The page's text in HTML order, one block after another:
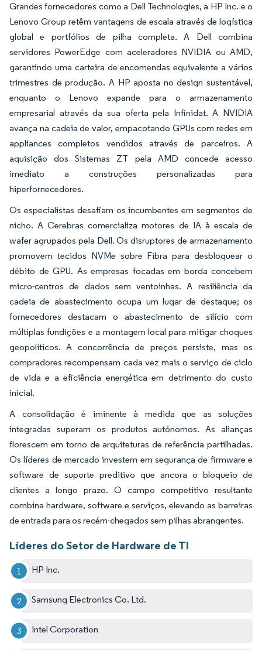
Grandes fornecedores como a Dell Technologies, a HP Inc. e o
Lenovo Group retêm vantagens de escala através de logística
global e portfólios de pilha completa. A Dell combina
servidores PowerEdge com aceleradores NVIDIA ou AMD,
garantindo uma carteira de encomendas equivalente a vários
trimestres de produção. A HP aposta no design sustentável,
enquanto o Lenovo expande para o armazenamento
empresarial através da sua oferta pela Infinidat. A NVIDIA
avança na cadeia de valor, empacotando GPUs com redes em
appliances completos vendidos através de parceiros. A
aquisição dos Sistemas ZT pela AMD concede acesso
imediato a construções personalizadas para
hiperfornecedores.
Os especialistas desafiam os incumbentes em segmentos de
nicho. A Cerebras comercializa motores de IA à escala de
wafer agrupados pela Dell. Os disruptores de armazenamento
promovem tecidos NVMe sobre Fibra para desbloquear o
débito de GPU. As empresas focadas em borda concebem
micro-centros de dados sem ventoinhas. A resiliência da
cadeia de abastecimento ocupa um lugar de destaque; os
fornecedores destacam o abastecimento de silício com
múltiplas fundições e a montagem local para mitigar choques
geopolíticos. A concorrência de preços persiste, mas os
compradores recompensam cada vez mais o serviço de ciclo
de vida e a eficiência energética em detrimento do custo
inicial.
A consolidação é iminente à medida que as soluções
integradas superam os produtos autónomos. As alianças
florescem em torno de arquiteturas de referência partilhadas.
Os líderes de mercado investem em segurança de firmware e
software de suporte preditivo que ancora o bloqueio de
clientes a longo prazo. O campo competitivo resultante
combina hardware, software e serviços, elevando as barreiras
de entrada para os recém-chegados sem pilhas abrangentes.
Líderes do Setor de Hardware de TI
HP Inc.
Samsung Electronics Co. Ltd.
Intel Corporation